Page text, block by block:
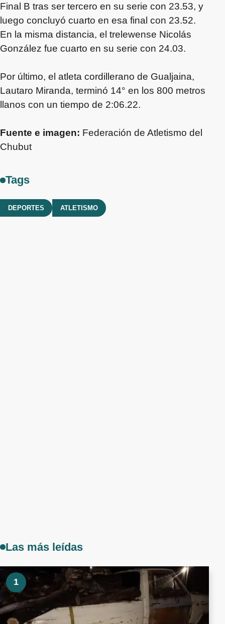
Final B tras ser tercero en su serie con 23.53, y
luego concluyó cuarto en esa final con 23.52.
En la misma distancia, el trelewense Nicolás
González fue cuarto en su serie con 24.03.
Por último, el atleta cordillerano de Gualjaina,
Lautaro Miranda, terminó 14° en los 800 metros
llanos con un tiempo de 2:06.22.
Fuente e imagen: Federación de Atletismo del
Chubut
Tags
DEPORTES ATLETISMO
Las más leídas
1